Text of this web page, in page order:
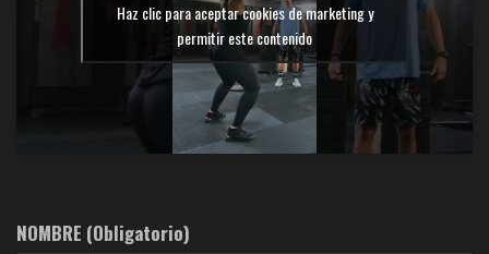
Haz clic para aceptar cookies de marketing y
permitir este contenido
NOMBRE (Obligatorio)